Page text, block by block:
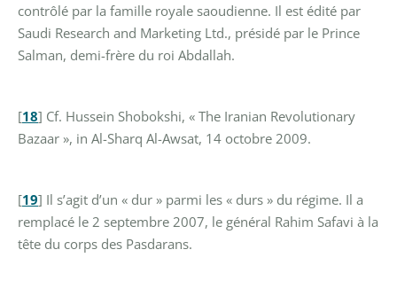
contrôlé par la famille royale saoudienne. Il est édité par
Saudi Research and Marketing Ltd., présidé par le Prince
Salman, demi-frère du roi Abdallah.
[18] Cf. Hussein Shobokshi, « The Iranian Revolutionary
Bazaar », in Al-Sharq Al-Awsat, 14 octobre 2009.
[19] Il s’agit d’un « dur » parmi les « durs » du régime. Il a
remplacé le 2 septembre 2007, le général Rahim Safavi à la
tête du corps des Pasdarans.